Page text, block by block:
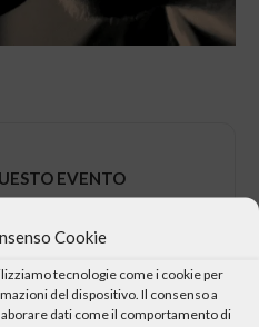
Cookie
tecnologie come i cookie per
del dispositivo. Il consenso a
dati come il comportamento di
EVENTO